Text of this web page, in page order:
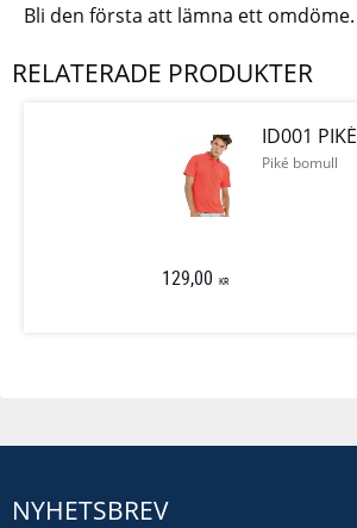
Bli den första att lämna ett omdöme.
RELATERADE PRODUKTER
ID001 PIKÉ
Piké bomull
129,00 KR
NYHETSBREV